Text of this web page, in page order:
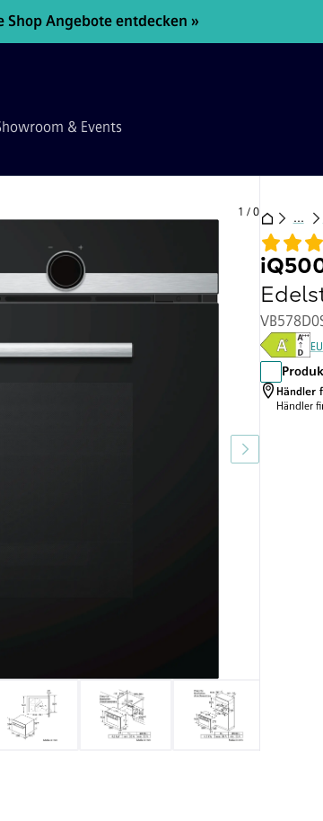
Shop Angebote entdecken »
& Events
1 / 0 ...
Händler
Händler